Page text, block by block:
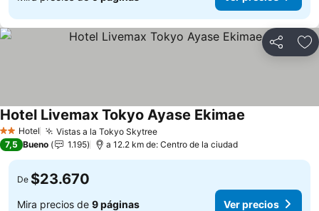
Compartir
2 Estrellas
Hotel Vistas a la Tokyo Skytree
Hotel Livemax Tokyo Ayase Ekimae
7,5 Bueno 1.195 a 12.2 km de: Centro de la ciudad
De $23.670
Mira precios de 9 páginas Ver precios